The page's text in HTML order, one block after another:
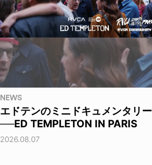
NEWS
エドテンのミニドキュメンタリー
──ED TEMPLETON IN PARIS
2026.08.07